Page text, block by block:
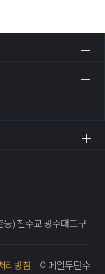
) 천주교 광주대교구
리방침 이메일무단수